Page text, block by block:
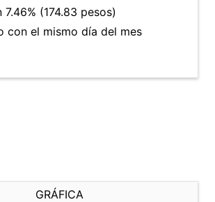
(174.83 pesos)
con el mismo día del mes
GRÁFICA